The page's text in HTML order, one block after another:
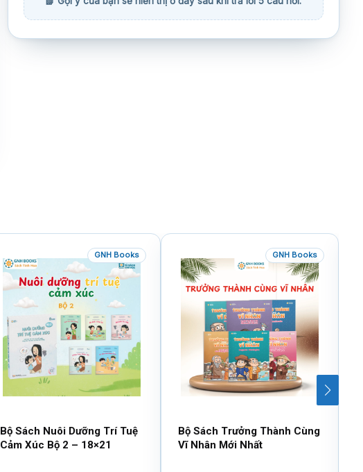
GNH Books
Bộ Sách Nuôi Dưỡng Trí Tuệ
Cảm Xúc Bộ 2 – 18×21
GNH Books
Bộ Sách Trưởng Thành Cùng
Vĩ Nhân Mới Nhất